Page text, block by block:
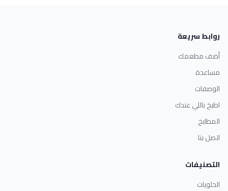
روابط سريعة
أضف مطعمك
مساعدة
الوصفات
اطبخ باللي عندك
المطابخ
اتصل بنا
التصنيفات
الحلويات